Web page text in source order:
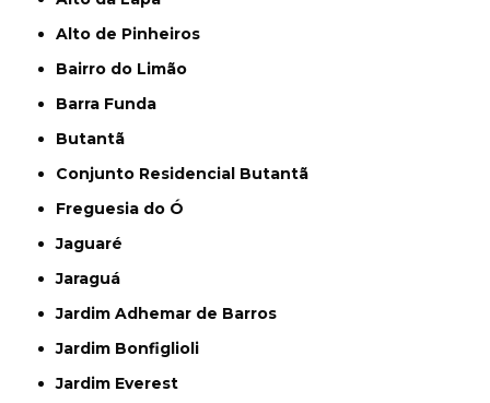
Alto de Pinheiros
Bairro do Limão
Barra Funda
Butantã
Conjunto Residencial Butantã
Freguesia do Ó
Jaguaré
Jaraguá
Jardim Adhemar de Barros
Jardim Bonfiglioli
Jardim Everest